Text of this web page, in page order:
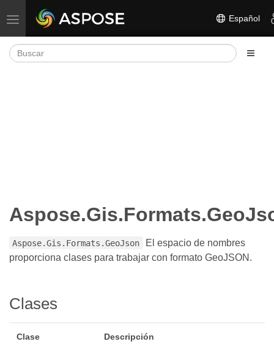
Alternar navegación Español
Aspose.Gis.Formats.GeoJson
El espacio de nombres
proporciona clases para trabajar con formato GeoJSON.
Clases
Clase Descripción